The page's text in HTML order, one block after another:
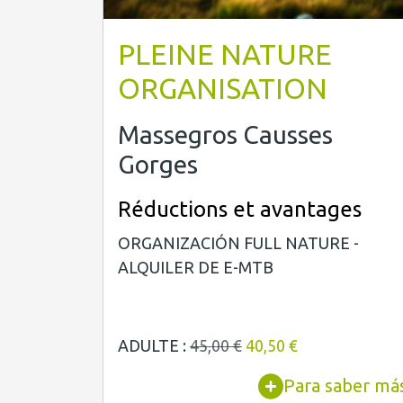
PLEINE NATURE
ORGANISATION
Massegros Causses
Gorges
Réductions et avantages
ORGANIZACIÓN FULL NATURE -
ALQUILER DE E-MTB
ADULTE : 45,00 € 40,50 €
Para saber